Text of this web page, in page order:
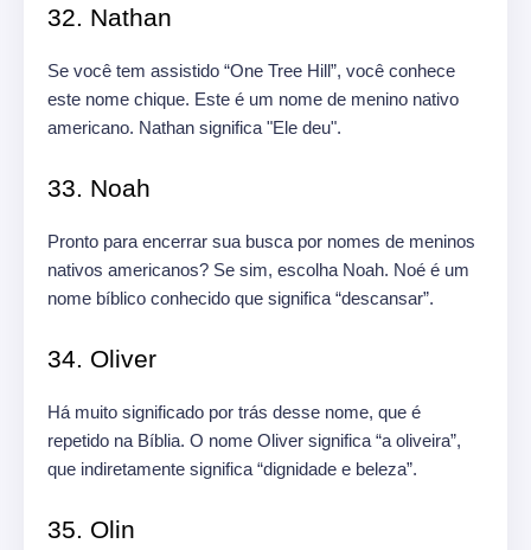
32. Nathan
Se você tem assistido “One Tree Hill”, você conhece
este nome chique. Este é um nome de menino nativo
americano. Nathan significa "Ele deu".
33. Noah
Pronto para encerrar sua busca por nomes de meninos
nativos americanos? Se sim, escolha Noah. Noé é um
nome bíblico conhecido que significa “descansar”.
34. Oliver
Há muito significado por trás desse nome, que é
repetido na Bíblia. O nome Oliver significa “a oliveira”,
que indiretamente significa “dignidade e beleza”.
35. Olin